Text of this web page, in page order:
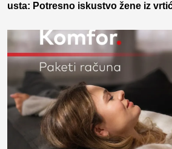
usta: Potresno iskustvo žene iz